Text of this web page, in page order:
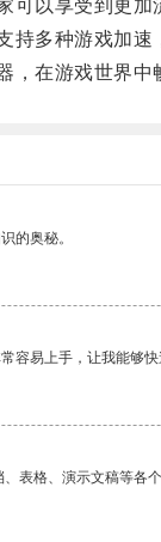
以享受到更加
多种游戏加速
在游戏世界中
的奥秘。
容易上手，让我能够
表格、演示文稿等各